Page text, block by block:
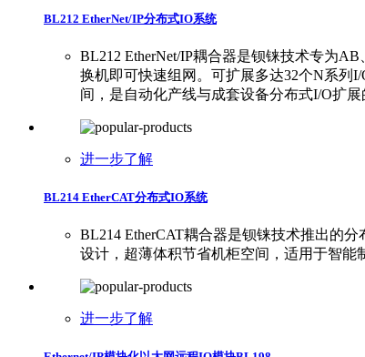
BL212 EtherNet/IP分布式IO系统
BL212 EtherNet/IP耦合器是钡铼技术专为
换机即可快速组网。可扩展多达32个N系列
间，是自动化产线与成套设备分布式I/O扩展
进一步了解
BL214 EtherCAT分布式IO系统
BL214 EtherCAT耦合器是钡铼技术推出的
设计，超薄体积节省机柜空间，适用于智能
进一步了解